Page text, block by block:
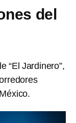
del
“El Jardinero”,